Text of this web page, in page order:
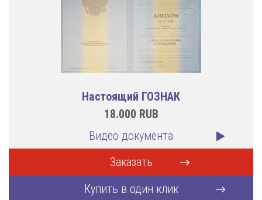
Настоящий ГОЗНАК
18.000 RUB
Видео документа
Заказать
Купить в один клик